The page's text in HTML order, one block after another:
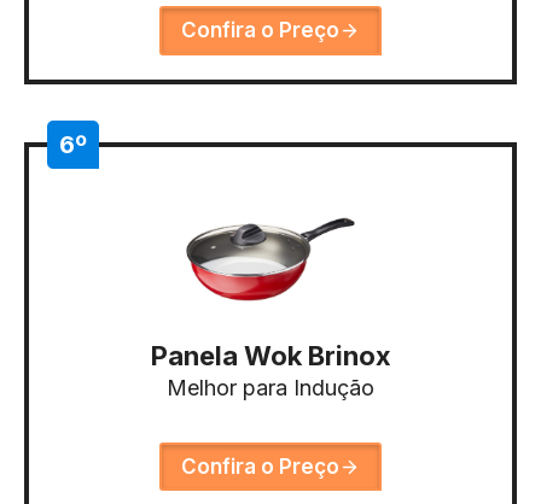
Confira o Preço
6º
Panela Wok Brinox
Melhor para Indução
Confira o Preço